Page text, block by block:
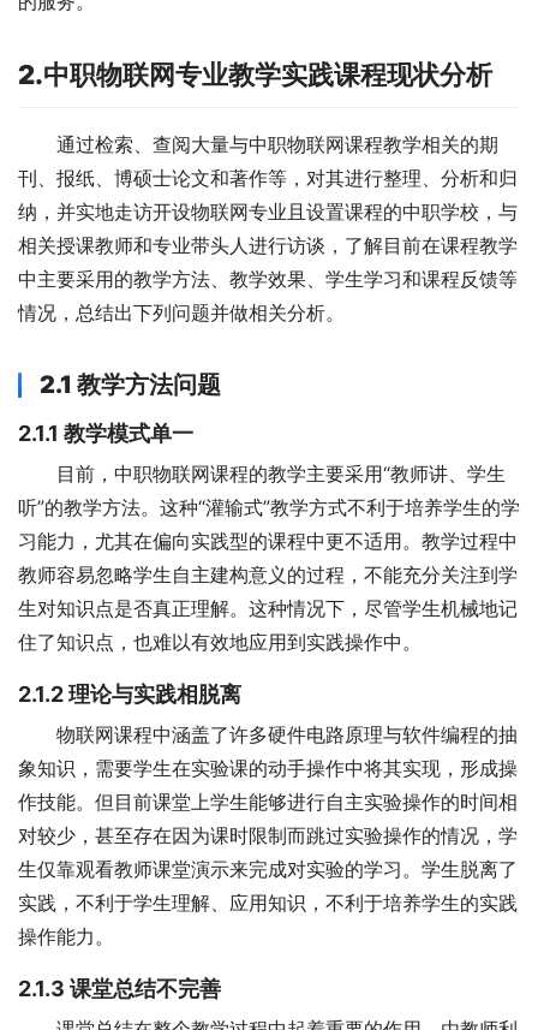
2.中职物联网专业教学实践课程现状分析
通过检索、查阅大量与中职物联网课程教学相关的期
刊、报纸、博硕士论文和著作等，对其进行整理、分析和归
纳，并实地走访开设物联网专业且设置课程的中职学校，与
相关授课教师和专业带头人进行访谈，了解目前在课程教学
中主要采用的教学方法、教学效果、学生学习和课程反馈等
情况，总结出下列问题并做相关分析。
2.1 教学方法问题
2.1.1 教学模式单一
目前，中职物联网课程的教学主要采用“教师讲、学生
听”的教学方法。这种“灌输式”教学方式不利于培养学生的学
习能力，尤其在偏向实践型的课程中更不适用。教学过程中
教师容易忽略学生自主建构意义的过程，不能充分关注到学
生对知识点是否真正理解。这种情况下，尽管学生机械地记
住了知识点，也难以有效地应用到实践操作中。
2.1.2理论与实践相脱离
物联网课程中涵盖了许多硬件电路原理与软件编程的抽
象知识，需要学生在实验课的动手操作中将其实现，形成操
作技能。但目前课堂上学生能够进行自主实验操作的时间相
对较少，甚至存在因为课时限制而跳过实验操作的情况，学
生仅靠观看教师课堂演示来完成对实验的学习。学生脱离了
实践，不利于学生理解、应用知识，不利于培养学生的实践
操作能力。
2.1.3 课堂总结不完善